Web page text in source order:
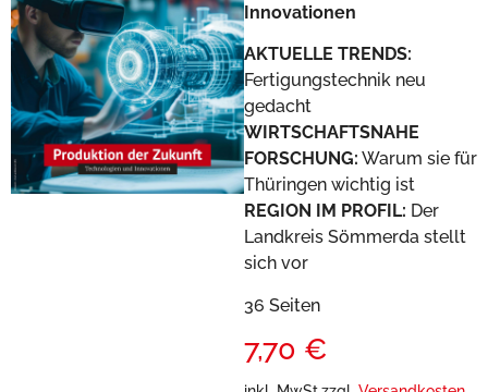
Innovationen
AKTUELLE TRENDS:
Fertigungstechnik neu
gedacht
WIRTSCHAFTSNAHE
FORSCHUNG: Warum sie für
Thüringen wichtig ist
REGION IM PROFIL: Der
Landkreis Sömmerda stellt
sich vor
36 Seiten
7,70 €